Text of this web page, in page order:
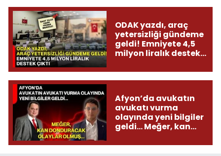
ODAK yazdı, araç
yetersizliği gündeme
geldi! Emniyete 4,5
milyon liralık destek
Afyon’da avukatın
avukatı vurma
olayında yeni bilgiler
geldi... Meğer, kan
olmuş...